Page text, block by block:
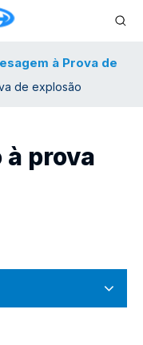
à Prova de
de explosão
à prova